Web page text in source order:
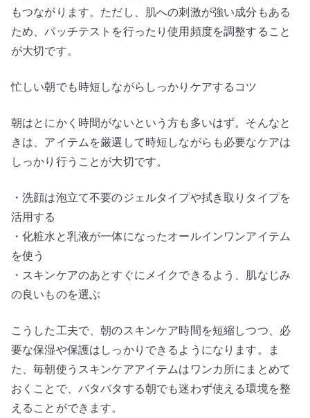
もつながります。ただし、肌への刺激が強い成分もある
ため、パッチテストを行ったり使用頻度を調整すること
が大切です。
忙しい朝でも時短しながらしっかりケアするコツ
朝はとにかく時間がないという方も多いはず。そんなと
きは、アイテムを厳選して時短しながらも必要なケアは
しっかり行うことが大切です。
・洗顔は泡立て不要のジェルタイプや拭き取りタイプを
活用する
・化粧水と乳液が一体になったオールインワンアイテム
を使う
・スキンケアのあとすぐにメイクできるよう、肌なじみ
の良いものを選ぶ
こうした工夫で、朝のスキンケア時間を短縮しつつ、必
要な保湿や保護はしっかりできるようになります。ま
た、毎朝使うスキンケアアイテムはワンカ所にまとめて
おくことで、バタバタする朝でも迷わず使える環境を整
えることができます。